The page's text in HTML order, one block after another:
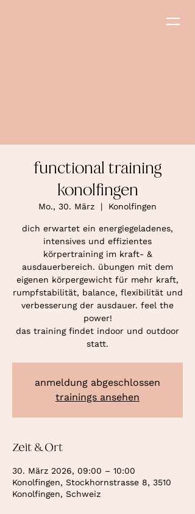
functional training
konolfingen
Mo., 30. März
  |
Konolfingen
dich erwartet ein energiegeladenes,
intensives und effizientes
körpertraining im kraft- &
ausdauerbereich. übungen mit dem
eigenen körpergewicht für mehr kraft,
rumpfstabilität, balance, flexibilität und
verbesserung der ausdauer. feel the
power!
das training findet indoor und outdoor
statt.
anmeldung abgeschlossen
trainings ansehen
Zeit & Ort
30. März 2026, 09:00 – 10:00
Konolfingen, Stockhornstrasse 8, 3510
Konolfingen, Schweiz